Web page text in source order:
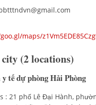
maps/
(2 locations)
tế dự phòng Hải Phòng
: 21 phố Lê Đại Hành,